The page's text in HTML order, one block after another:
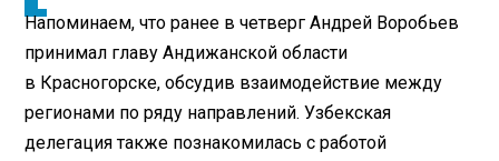
Напоминаем, что ранее в четверг Андрей Воробьев
принимал главу Андижанской области
в Красногорске, обсудив взаимодействие между
регионами по ряду направлений. Узбекская
делегация также познакомилась с работой